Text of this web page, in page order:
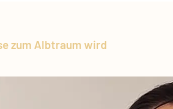
zum Albtraum wird